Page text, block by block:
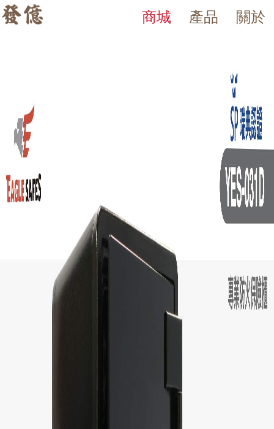
發億金庫｜台灣 40 年保險箱關於
產品
商城